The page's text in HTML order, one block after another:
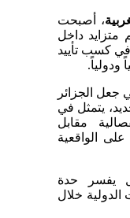
، أصبحت
متزايد داخل
كسب تأييد
ودولياً.
جعل الجزائر
يتمثل في
مقابل
على الواقعية
يفسر حدة
الدولية خلال